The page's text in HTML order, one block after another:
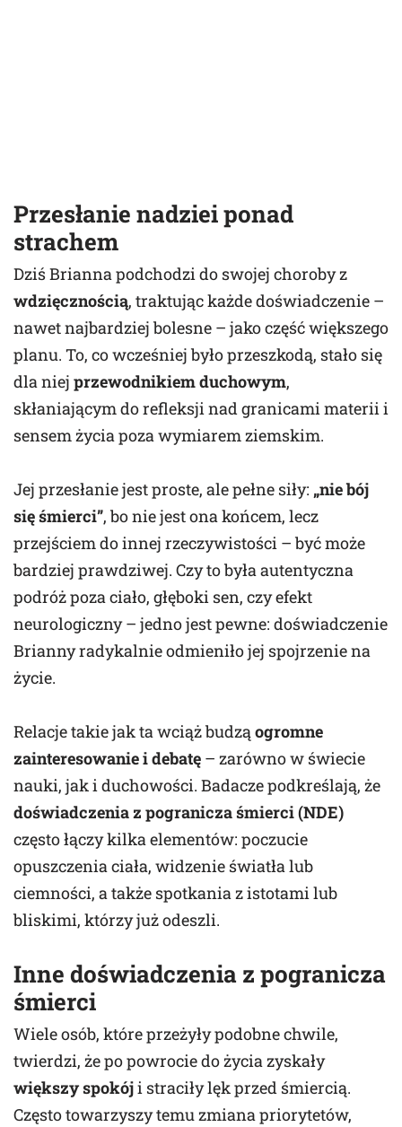
Przesłanie nadziei ponad
strachem
Dziś Brianna podchodzi do swojej choroby z
wdzięcznością, traktując każde doświadczenie –
nawet najbardziej bolesne – jako część większego
planu. To, co wcześniej było przeszkodą, stało się
dla niej przewodnikiem duchowym,
skłaniającym do refleksji nad granicami materii i
sensem życia poza wymiarem ziemskim.
Jej przesłanie jest proste, ale pełne siły: „nie bój
się śmierci”, bo nie jest ona końcem, lecz
przejściem do innej rzeczywistości – być może
bardziej prawdziwej. Czy to była autentyczna
podróż poza ciało, głęboki sen, czy efekt
neurologiczny – jedno jest pewne: doświadczenie
Brianny radykalnie odmieniło jej spojrzenie na
życie.
Relacje takie jak ta wciąż budząogromne
zainteresowanie i debatę – zarówno w świecie
nauki, jak i duchowości. Badacze podkreślają, że
doświadczenia z pogranicza śmierci (NDE)
często łączy kilka elementów: poczucie
opuszczenia ciała, widzenie światła lub
ciemności, a także spotkania z istotami lub
bliskimi, którzy już odeszli.
Inne doświadczenia z pogranicza
śmierci
Wiele osób, które przeżyły podobne chwile,
twierdzi, że po powrocie do życia zyskały
większy spokóji straciły lęk przed śmiercią.
Często towarzyszy temu zmiana priorytetów,